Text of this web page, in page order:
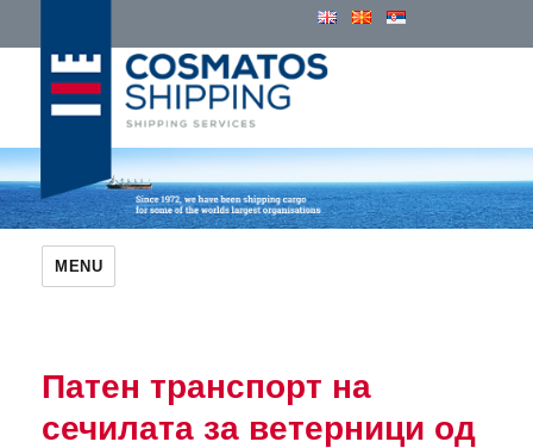
Cosmatos Group of Companies
MENU
Патен транспорт на
сечилата за ветерници од